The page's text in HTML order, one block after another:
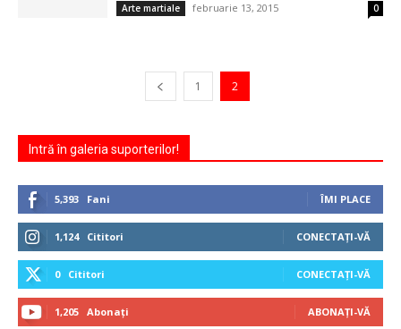
Arte martiale februarie 13, 2015 0
1 2
Intră în galeria suporterilor!
5,393 Fani ÎMI PLACE
1,124 Cititori CONECTAȚI-VĂ
0 Cititori CONECTAȚI-VĂ
1,205 Abonați ABONAȚI-VĂ